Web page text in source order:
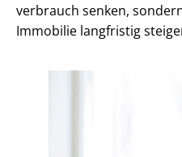
ver­brauch senken,
Immobilie langfristig